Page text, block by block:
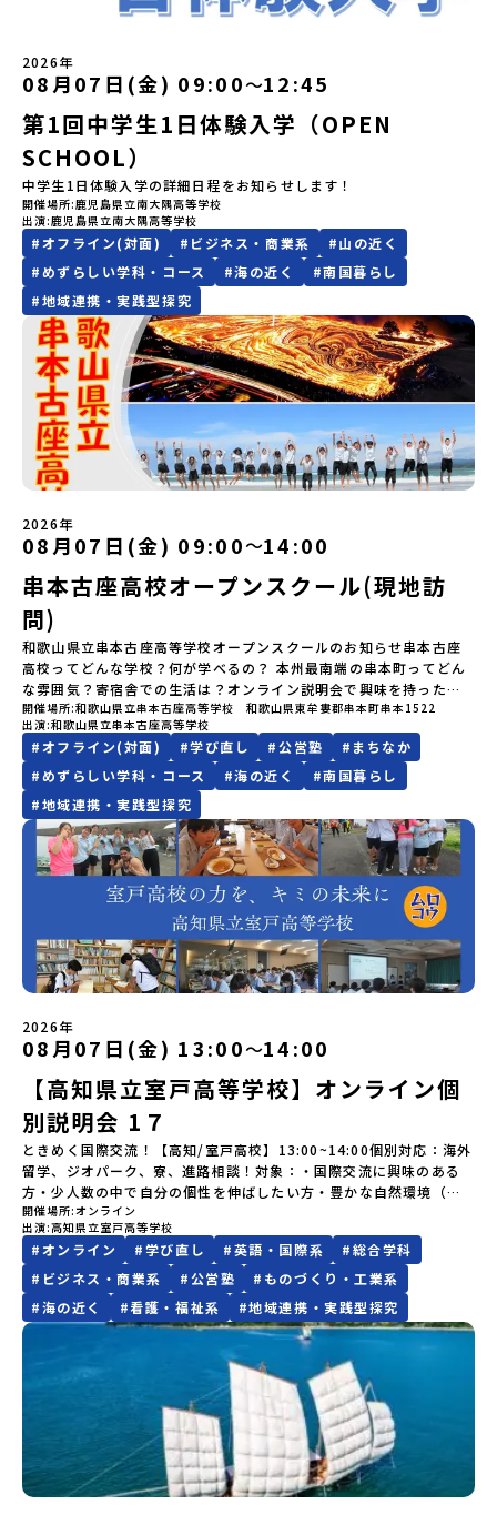
行人数に達しなかった場合は、開催日3週間前までに催行中止の旨を
ご質問についてはこちらをご確認ください。運営団体について＜プ
ログラム主催：一般財団法人地域・教育魅力化プラットフォーム＞
「意志ある若者にあふれる持続可能な地域・社会をつくる」という
ビジョンを掲げ、2017年3月に島根県に設立した教育事業団体で
す。日本全国約200の高校と連携しながら、中学卒業後に地域の枠を
越えて生徒一人ひとりの夢や価値観に合った地域・学校で1〜3年間
過ごすことができるシステム「地域みらい留学」をはじめとした、
教育事業や地域活性モデルをつくり続けています。名 称：一般財
団法人地域・教育魅力化プラットフォーム設 立：2017年3月代表
者：岩本 悠所在地：〒690-0842 島根県松江市東本町二丁目25-6
みらいBASE2階 その他所在地公式HP：http://c-platform.or.jp/
お問い合わせ先担当：小川・小原E-mail：info@miratabi.jp「お
ためし地域留学体験」のプログラム開催情報を公式LINEにて配信
中！ぜひご登録ください♪地域みらい留学公式LINE
規約への同意プログラムへの参加申し込みいただく前に、「お申し
い。・抽選による参加者決定についてお申込みいただいた方の中か
ら抽選の上、締め切り日から1週間を目途に、お申し込み時に記入い
ただいたメールアドレス宛に「当選／落選メール」をお送りいたし
ます。当選者は、メールに記載された「当選確認フォーム」に３日
以内に回答いただき、確認フォームの提出をもって参加確定とさせ
ていただきます。当選確認フォームの期日までにご回答いただけな
い場合は、当選を取り消しとさせていただきます。当選取り消しが
あった場合は、繰り上げ当選者へご連絡させていただきます。登録
メールアドレスの変更をご希望の場合は下記の地域みらい留学公式
LINEよりご連絡をお願いします。※受信制限設定をしていると、通
知メールをお受け取りいただけません。その場合は、
「@miratabi.jp」からのメールを受信できるよう設定をお願いいた
します。※結果に関する個別のお問合せにはお答えしておりません
ので、ご了承ください。・お申し込みについてお申込はお一人様1回
限りです。PC・スマートフォンからお申込ください。申込後の内容
変更はできません。お申込時は、メールアドレスの入力間違いにご
注意ください。・宿泊について１室に複数(同性2～4名程度)で宿泊
いただく予定です。・食事アレルギー対応について個別の詳細なア
レルギー対応希望にはお応えしかねる場合がございます。対応が必
要な場合は必ず事前にご相談ください。・参加取消や急遽参加でき
なくなった場合について参加決定後の参加お取り消しはご遠慮下さ
ださい。・キャンセルポリシーやむを得ない参加お取り消しの場
合、以下のルールに沿って対応させていただきます。ご了承くださ
絡日：お支払いいただく旅行代金】・21日目にあたる日以前：無
料・20日目-8日目：20％・7日目-2日目：30％・プログラム開始日
の前日：40％・プログラム開始日当日：50％・ご連絡無しでの不参
加またはプログラム開始後の解除：100％・催行中止について天候な
どの状況等によって開催を見合わせる可能性があります。その場合
は原則、開催日1週間前までにご連絡いたします。又、最少催行人数
に達しなかった場合は、開催日3週間前までに催行中止の旨をメール
にてご連絡いたします。・よくあるご質問その他、よくあるご質問
についてはこちらをご確認ください。運営団体について＜プログラ
ム主催：一般財団法人地域・教育魅力化プラットフォーム＞「意志
ある若者にあふれる持続可能な地域・社会をつくる」というビジョ
ンを掲げ、2017年3月に島根県に設立した教育事業団体です。日本
全国約200の高校と連携しながら、中学卒業後に地域の枠を越えて生
徒一人ひとりの夢や価値観に合った地域・学校で1〜3年間過ごすこ
とができるシステム「地域みらい留学」をはじめとした、教育事業
や地域活性モデルをつくり続けています。名 称：一般財団法人地
域・教育魅力化プラットフォーム設 立：2017年3月代表者：岩本
悠所在地：〒690-0842 島根県松江市東本町二丁目25-6 みらい
BASE2階 その他所在地公式HP：http://c-platform.or.jp/お問い
合わせ先担当：小川・小原E-mail：info@miratabi.jp「おためし
ご登録ください♪地域みらい留学公式LINE
【STEP 2】出水市・出水工業高校プログラム説明会〜「出水市・出
たうえで、「出水市では具体的に何をするの？」「どんな町な
の？」という疑問にお答えする説明会です。出水市ならではの豊か
な文化や、2泊3日のプログラムの中身をたっぷりとお伝えします。
日 時： 6月9日日(水)19:00-19:45内 容： 出水市ってどんなとこ
ろ？プログラム詳細解説、質疑応答お申し込み：https://c-
mirai.jp/events/091247お気軽にどうぞ！「はじめての一人旅だ
けど大丈夫？」「どんな体験ができるの？」そんな保護者様の不安
や、中学生のみなさんの素朴な疑問にスタッフが直接お答えしま
す。チャットでの質問も可能ですので、ぜひご自宅からリラックス
してご参加ください。▼お申し込み前に必ずご確認ください・参加
規約への同意プログラムへの参加申し込みいただく前に、「お申し
込みに関する各規約」への同意が必須となります。ご確認くださ
い。・抽選による参加者決定についてお申込みいただいた方の中か
ら抽選の上、締め切り日から1週間を目途に、お申し込み時に記入い
ただいたメールアドレス宛に「当選／落選メール」をお送りいたし
ます。当選者は、メールに記載された「当選確認フォーム」に3日以
内に回答いただき、確認フォームの提出をもって参加確定とさせて
いただきます。当選確認フォームの期日までにご回答いただけない
場合は、当選を取り消しとさせていただきます。当選取り消しがあ
った場合は、繰り上げ当選者へご連絡させていただきます。登録メ
ールアドレスの変更をご希望の場合は下記の地域みらい留学公式
知メールをお受け取りいただけません。その場合は、
「@miratabi.jp」からのメールを受信できるよう設定をお願いいた
します。※結果に関する個別のお問合せにはお答えしておりません
ので、ご了承ください。・お申し込みについてお申込はお一人様1回
限りです。PC・スマートフォンからお申込ください。申込後の内容
変更はできません。お申込時は、メールアドレスの入力間違いにご
注意ください。・宿泊について１室に複数(同性2～4名程度)で宿泊
いただく予定です。・食事アレルギー対応について個別の詳細なア
レルギー対応希望にはお応えしかねる場合がございます。対応が必
要な場合は必ず事前にご相談ください。・参加取消や急遽参加でき
なくなった場合について参加決定後の参加お取り消しはご遠慮下さ
い。やむを得ないお取り消しの場合はお早めに事務局までご連絡く
ださい。・キャンセルポリシーやむを得ない参加お取り消しの場
合、以下のルールに沿って対応させていただきます。ご了承くださ
い。プログラム開催日の前日＜8月2日＞から、【キャンセルのご連
絡日：お支払いいただく旅行代金】・21日目にあたる日以前：無
料・20日目-8日目：20％・7日目-2日目：30％・プログラム開始日
の前日：40％・プログラム開始日当日：50％・ご連絡無しでの不参
加またはプログラム開始後の解除：100％・催行中止について天候な
どの状況等によって開催を見合わせる可能性があります。その場合
は原則、開催日1週間前までにご連絡いたします。又、最少催行人数
に達しなかった場合は、開催日3週間前までに催行中止の旨をメール
にてご連絡いたします。・よくあるご質問その他、よくあるご質問
ム主催：一般財団法人地域・教育魅力化プラットフォーム＞「意志
ある若者にあふれる持続可能な地域・社会をつくる」というビジョ
全国約200の高校と連携しながら、中学卒業後に地域の枠を越えて生
徒一人ひとりの夢や価値観に合った地域・学校で1〜3年間過ごすこ
とができるシステム「地域みらい留学」をはじめとした、教育事業
や地域活性モデルをつくり続けています。名 称：一般財団法人地
域・教育魅力化プラットフォーム設 立：2017年3月代表者：岩本
悠所在地：〒690-0842 島根県松江市東本町二丁目25-6 みらい
BASE2階公式HP：http://c-platform.or.jp/お問い合わせ先担
当：小川・小原E-mail：info@miratabi.jp「おためし地域留学体
験」のプログラム開催情報を公式LINEにて配信中！ぜひご登録くだ
さい♪地域みらい留学公式LINE
いらだて）高校」の生徒たち。この高校の特徴は「地域と一体にな
自身が「探究プロジェクト」を企画し取り組むユニークな高校で
す。机の上で勉強するだけではない、実践的な探究やフィールドワ
ークを楽しむことができます。今回は、そんなエネルギッシュに活
躍する高校生と一緒に交流したり対話をしながら、町の文化・料理
を楽しみ、高校での活動のイメージをもつことができる絶好の機
会！この地域でしか味わえない豊かな体験をぜひ楽しんでください
🎵体験のおすすめポイント体験プログラム内容（予定）＜1日目＞
（PM）「オリエンテーション」「地熱染色・発電所見学」 -八幡
平市の自然を知る -地球のチカラを使ったアートづくり「ペンショ
ンで夕食」「1日目の振り返り」「星空観察」※希望者＜2日目＞
（AM）「平舘（たいらだて）高校見学」 -高校生活をイメージし
よう「郷土料理・BBQ」 -高校生・地元の方と交流を深める
（PM）「“八幡平市”体感ワークショップ」 -あけびづるで表札づく
り -学校周辺散策「ペンションで夕食」「2日目の振り返り」 -みん
なで振り返り対話＜3日目＞（AM）「大更駅複合施設の見学」「振
り返りワークショップ」 -個人での振り返り -グループでの振り
返り「お土産・昼食」（PM） 解散 ※天候の状況や参加人数によっ
てプログラムを変更する場合がございます。参加概要【開催場所】
岩手県八幡平市【実施日程】8月3日（月）〜8月5日（水）※参加が
確定した方には7月9日(木) 18:30～20：00に 「参加者向け事前オ
ンラインセッション」をご案内する予定です。【集合場所・時間】
14:30 解散【対象】中学2年生、中学3年生【宿泊先】ペンションき
らく※1室に複数(同性2～4名程度)で宿泊いただく予定です。【旅行
代金】無料※旅行代金に含まれる費用のうち、以下の内容が無料と
なります：・宿泊費（2泊分）・プログラム内のアクティビティ・体
験費用・一部の食事代*以下の費用は参加者のご負担となります・集
合場所までの往復交通費・お土産代や自由時間の個人飲食費などの
個人的費用【募集人数】最大10名（お申し込み多数の場合は抽選の
上決定）【参加者決定】お申し込み多数の場合は、締め切り後1週間
を目途に当落結果をご連絡いたします。【申し込み締切】6月8日
(月)12：00 から 6月22日(月) 12：00まで疑問も不安もワクワクに
変える！「おためし地域留学」ステップアップ説明会プログラムの
内容を詳しく知りたい方や、お申し込みを迷われている方向けに
Zoomでのオンライン配信を行います。知りたい情報のレベルに合
わせて、以下の2つのステップをご活用ください。【STEP 1】全体
オンライン説明会（アーカイブ動画を公開中！）〜まずは「おため
し地域留学」を知りたい方へ〜日本全国20以上の地域から選んで参
加できる「おためし地域留学」の全体像や魅力について、説明会を
開催しました。中学生一人での参加にあたり、保護者様が特に気に
なる「安全面」や「事務局のサポート体制」についても詳しく解説
しています。ぜひ、ご自宅からお気軽にご視聴ください。🎬 [アーカ
イブ動画を視聴する]YouTube：
https://youtu.be/Yt8nd04aNgA?si=e5erbspvwz5O8_uF
【STEP 2】プログラム説明会〜「八幡平市」の内容をもっと知りし
たい方へ〜全体説明を聞いたうえで、「プログラムで何をする
の？」「どんなまちなの？」という疑問にお答えする詳細配信で
す。2泊3日のプログラムの中身をお伝えします。日時：6月10日(水)
19：00〜20：00内容：どんなところ？プログラム詳細解説、質疑
応答紹介地域：鹿児島県出水市・出水工業高校/北海道標津町/岩手
県八幡平市/愛媛県鬼北町＊4つの地域のプログラムを1時間でぎゅっ
とお届けします。お申し込み：https://c-
mirai.jp/events/064069お気軽にどうぞ！「はじめての一人旅だ
けど大丈夫？」「どんな体験ができるの？」そんな保護者様の不安
や、中学生のみなさんの素朴な疑問にスタッフが直接お答えしま
す。チャットでの質問も可能ですので、ぜひご自宅からリラックス
してご参加ください。▼お申し込み前に必ずご確認ください・参加
規約への同意プログラムへの参加申し込みいただく前に、「お申し
込みに関する各規約」への同意が必須となります。ご確認くださ
い。・抽選による参加者決定についてお申込みいただいた方の中か
ら抽選の上、締め切り日から1週間を目途に、お申し込み時に記入い
ただいたメールアドレス宛に「当選／落選メール」をお送りいたし
ます。当選者は、メールに記載された「当選確認フォーム」に３日
以内に回答いただき、確認フォームの提出をもって参加確定とさせ
ていただきます。当選確認フォームの期日までにご回答いただけな
い場合は、当選を取り消しとさせていただきます。当選取り消しが
あった場合は、繰り上げ当選者へご連絡させていただきます。登録
メールアドレスの変更をご希望の場合は下記の地域みらい留学公式
き！興味がある！」「自分の進学や将来の可能性をもっとひらきた
験」は、日本全国約200の高校と連携し、地域の枠を超えて学校生活
を送る「地域みらい留学」をプチ体験できるプログラムです。はじ
めてのひとり旅でも安心！現地でもスタッフがしっかりとサポート
いたします。今回のフィールドは「北海道 標津町（しべつちょ
う）」北海道の東に位置する標津町（しべつちょう）は人口 約
4,600人の町。東の水平線の奥に見えるのは北方領土の国後島（くな
しりとう）、西には世界遺産に認定されている秘境・知床半島（し
れとこはんとう）、鶴や白鳥など珍しい野鳥の宝庫である野付半島
（のつけはんとう）をながめることができ、ミルクの里の牧草地が
広がる牛の酪農（らくのう）もさかんで、海と緑と川の自然と生き
物が豊かな町です！標津町はさらに「鮭（さけ）の聖地」としても
有名。江戸時代には将軍家にも贈られたほどで、今では「日本遺
産」に登録されています。一万年前から続く伝統的な「鮭」の産業
とともに人々の豊かな暮らしがあります。一万年前の縄文時代か
ら、人々の間で大切に守り受け継がれ、厳しい大自然と向き合い、
山・海・川がもたらす恵みに深く感謝しながら生きていく姿勢は今
も息づく「命の循環」です。日本遺産にも認定されている「サケ」
の伝統産業や、雄大な知床の裾野で命を育む酪農の歴史など、自然
の営みの一部として共生してきた風土が存在します。標津高校で
は、地域と連携して「食」を考える「フードデザイン」の授業がお
すすめの一つです。生徒たちが地元の素材を活かしたメニュー開発
を提供しています。地域のイベントにも出展して広く地元の方へ届
ける活動を行っています。今回のプログラムでは、この取り組みを
行う高校生たちと一緒に夕食づくりを体験。地域の食文化と向き合
っている先輩から直接話を聞くことができます🎵先輩たちとの交流
は、きっと「未来へのヒント」が見つかるきっかけになります。そ
んな他にはないスペシャルな魅力がギュッと詰まった北海道標津町
でアクティビティをしたり、五感で感じるフィールドワークをしな
がら「雄大な自然と生き物」「伝統的な産業と人々の暮らし」の魅
力に触れ一緒に探求しませんか？体験のおすすめポイント体験プロ
グラム内容（予定）＜１日目＞（PM）「オリエンテーション・自己
紹介ワーク」「サーモン科学館見学」 -「鮭の聖地・しべつ」の歴
史や成り立ちを知る「夕食」 -高校生も一緒にみんなで夕食「1日
目の振り返り会」＜2日目＞（AM）「 ポー川史跡公園散策または渓
流釣り体験」 -1万年前の縄文文化に触れる -渓流釣りで自然を満
喫（PM）「地引網体験」 -地元の方との交流「自由時間：海の公
園で高校生とあそぶ！かたる！」 -高校生との交流「みんなで
BBQ・花火大会」 -さらにまちの人たちと交流＜3日目＞（AM）
「3日間の振り返りワーク」 -みんなで振り返り対話（PM） 13：
00 解散 (中標津空港 13：30頃到着)※14：50 中標津空港発 (羽田
空港16：45着)便を利用する想定※天候の状況や参加人数によってプ
ログラムを変更する場合がございます。参加概要【開催場所】北海
道標津町【実施日程】8月4日（火）〜 8月6日（木）※参加が確定し
た方には7月10日(金) 18：30～20：00に「参加者向け事前オンラ
場所・時間】中標津空港 8月4日(火) 14：30 集合【解散場所・時
間】中標津空港 8月6日(木) 13：30 解散【対象】中学2年生、中学3
いただく予定です。【旅行代金】無料※旅行代金に含まれる費用の
うち、以下の内容が無料となります：・宿泊費（2泊分）・プログラ
ム内のアクティビティ・体験費用・一部の食事代*以下の費用は参加
者のご負担となります・集合場所までの往復交通費・お土産代や自
由時間の個人飲食費などの個人的費用【募集人数】最大10名（お申
し込み多数の場合は抽選の上決定）【参加者決定】お申し込み多数
の場合は、締め切り後1週間を目途に当落結果をご連絡いたします。
【申し込み受付期間】6月8日(月)12：00 から 6月22日(月) 12：00
まで疑問も不安もワクワクに変える！「おためし地域留学」ステッ
プアップ説明会プログラムの内容を詳しく知りたい方や、お申し込
みを迷われている方向けにZoomでのオンライン配信を行います。
知りたい情報のレベルに合わせて、以下の2つのステップをご活用く
ださい。【STEP 1】全体オンライン説明会（アーカイブ動画を公開
中！）〜まずは「おためし地域留学」を知りたい方へ〜日本全国20
以上の地域から選んで参加できる「おためし地域留学」の全体像や
魅力について、説明会を開催しました。中学生一人での参加にあた
り、保護者様が特に気になる「安全面」や「事務局のサポート体
制」についても詳しく解説しています。ぜひ、ご自宅からお気軽に
ご視聴ください。🎬 [アーカイブ動画を視聴する]YouTube：
https://youtu.be/Yt8nd04aNgA?si=e5erbspvwz5O8_uF
2026年
08月07日(金) 09:00〜12:45
第1回中学生1日体験入学（OPEN
SCHOOL）
中学生1日体験入学の詳細日程をお知らせします！
開催場所 鹿児島県立南大隅高等学校
出演 鹿児島県立南大隅高等学校
#オフライン(対面) # ビジネス・商業系 #山の近く
#めずらしい学科・コース #海の近く #南国暮らし
#地域連携・実践型探究
2026年
08月07日(金) 09:00〜14:00
串本古座高校オープンスクール(現地訪
問)
和歌山県立串本古座高等学校オープンスクールのお知らせ串本古座
高校ってどんな学校？何が学べるの？ 本州最南端の串本町ってどん
な雰囲気？寄宿舎での生活は？オンライン説明会で興味を持った
方、まずは学校を見てみたい方、ぜひ串本古座高校のオープンスク
ールに参加してみませんか？学校の雰囲気や町の魅力を思いっきり
体感できるチャンスです！オープンスクールの内容：授業体験：実
際の授業を体験して、学びの楽しさを感じてください。クラブ体
験・見学：多彩なクラブ活動を体験・見学して、学校生活の一端を
知ることができます。寄宿舎見学：3年間の住まいとなる寄宿舎の様
子を見学できます。個別相談コーナー：進学や学校生活についての
疑問や不安を解消できます。少しの不安が、ワクワクに変わるはず
です。夏休みの1日を串本古座高校で過ごして、未来の自分を想像
（創造）してみませんか？皆様のご参加をお待ちしています！何か
質問があれば、どうぞお気軽にお問い合わせください。
開催場所 和歌山県立串本古座高等学校 和歌山県東牟婁郡串本町串本1522
出演 和歌山県立串本古座高等学校
#オフライン(対面) #学び直し #公営塾 # まちなか
#めずらしい学科・コース #海の近く #南国暮らし
#地域連携・実践型探究
2026年
08月07日(金) 13:00〜14:00
【高知県立室戸高等学校】オンライン個
別説明会 1７
ときめく国際交流！【高知/室戸高校】13:00~14:00個別対応：海外
留学、ジオパーク、寮、進路相談！対象：・国際交流に興味のある
方・少人数の中で自分の個性を伸ばしたい方・豊かな自然環境（ユ
ネスコ世界ジオパーク）で伸び伸びと学習したい方・自分の興味の
ある科目を選択したい方・ジオパークを活かした探究学習に興味の
ある方・多様な進路の中から、自分の進む道を決めたい方・女子硬
式野球への入部を考えている方説明会概要：室戸高校の概要を説明
いたします。その後、個別にわからないことや不安な点にお答えし
ます。
開催場所 オンライン
出演 高知県立室戸高等学校
#オンライン #学び直し #英語・国際系 #総合学科
# ビジネス・商業系 #公営塾 # ものづくり・工業系
#海の近く #看護・福祉系 #地域連携・実践型探究